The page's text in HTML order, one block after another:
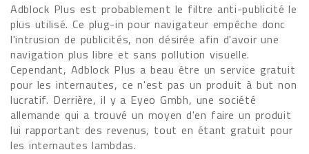
Adblock Plus est probablement le filtre anti-publicité le
plus utilisé. Ce plug-in pour navigateur empêche donc
l'intrusion de publicités, non désirée afin d'avoir une
navigation plus libre et sans pollution visuelle.
Cependant, Adblock Plus a beau être un service gratuit
pour les internautes, ce n'est pas un produit à but non
lucratif. Derrière, il y a Eyeo Gmbh, une société
allemande qui a trouvé un moyen d'en faire un produit
lui rapportant des revenus, tout en étant gratuit pour
les internautes lambdas.